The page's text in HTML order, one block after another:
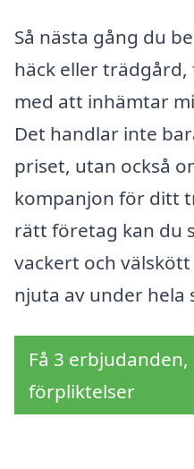
Så nästa gång du
häck eller
med att inhämtar
Det handlar inte
priset, utan också
kompanjon för ditt
rätt företag kan du
vackert och
njuta av under hela
Få 3
förpliktelser